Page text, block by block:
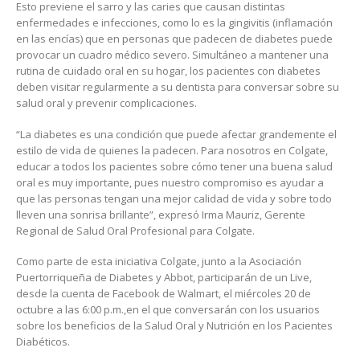
Esto previene el sarro y las caries que causan distintas
enfermedades e infecciones, como lo es la gingivitis (inflamación
en las encías) que en personas que padecen de diabetes puede
provocar un cuadro médico severo. Simultáneo a mantener una
rutina de cuidado oral en su hogar, los pacientes con diabetes
deben visitar regularmente a su dentista para conversar sobre su
salud oral y prevenir complicaciones.
“La diabetes es una condición que puede afectar grandemente el
estilo de vida de quienes la padecen. Para nosotros en Colgate,
educar a todos los pacientes sobre cómo tener una buena salud
oral es muy importante, pues nuestro compromiso es ayudar a
que las personas tengan una mejor calidad de vida y sobre todo
lleven una sonrisa brillante”, expresó Irma Mauriz, Gerente
Regional de Salud Oral Profesional para Colgate.
Como parte de esta iniciativa Colgate, junto a la Asociación
Puertorriqueña de Diabetes y Abbot, participarán de un Live,
desde la cuenta de Facebook de Walmart, el miércoles 20 de
octubre a las 6:00 p.m.,en el que conversarán con los usuarios
sobre los beneficios de la Salud Oral y Nutrición en los Pacientes
Diabéticos.